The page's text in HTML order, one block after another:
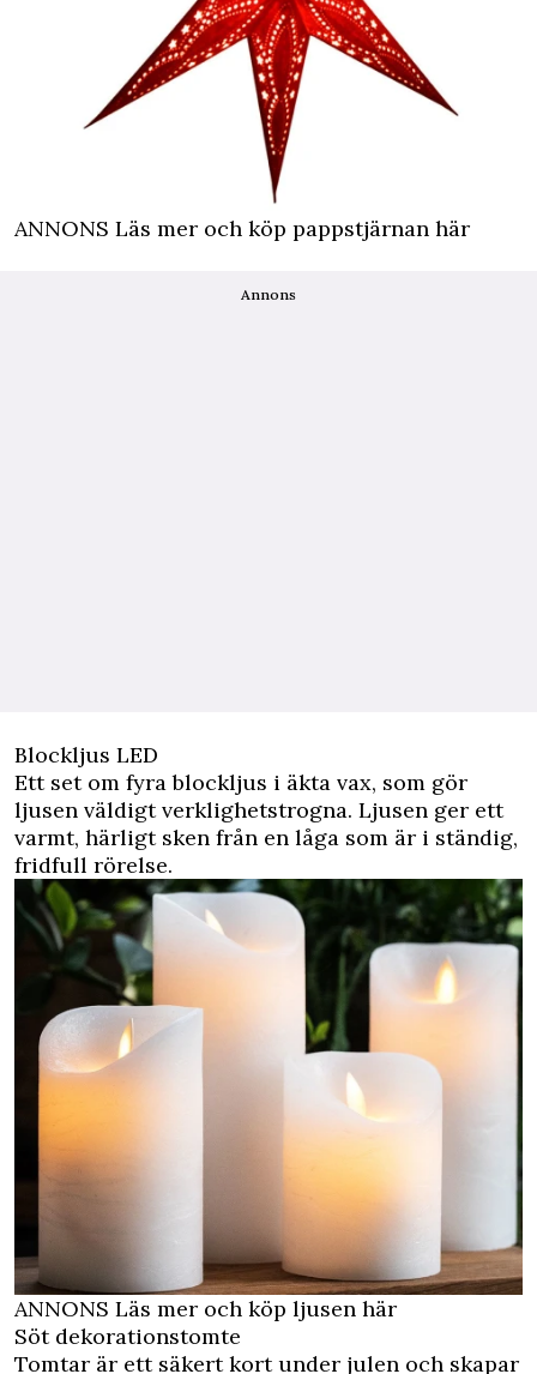
ANNONS Läs mer och köp pappstjärnan här
Annons
Blockljus LED
Ett set om fyra blockljus i äkta vax, som gör
ljusen väldigt verklighetstrogna. Ljusen ger ett
varmt, härligt sken från en låga som är i ständig,
fridfull rörelse.
ANNONS Läs mer och köp ljusen här
Söt dekorationstomte
Tomtar är ett säkert kort under julen och skapar